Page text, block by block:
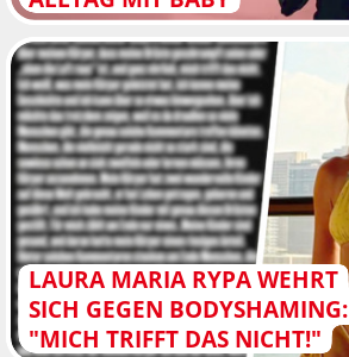
LAURA MARIA RYPA WEHRT
SICH GEGEN BODYSHAMING:
"MICH TRIFFT DAS NICHT!"